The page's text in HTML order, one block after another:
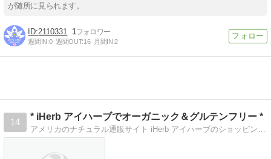
が随所に見られます。
2110331 1
週間IN:0 週間OUT:16 月間IN:2
14
* iHerb アイハーブでオーガニック＆グルテンフリー *
アメリカのナチュラル通販サイト iHerb アイハーブのショッピングレポート オーガニック、ローフード、グルテンフリー、ヴィーガン、コスメ、美容etc.